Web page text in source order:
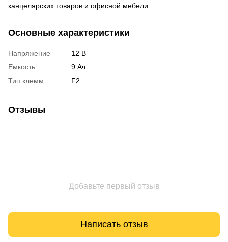
канцелярских товаров и офисной мебели.
Основные характеристики
Напряжение
12 В
Емкость
9 Ач
Тип клемм
F2
Отзывы
Добавьте первый отзыв
Написать отзыв